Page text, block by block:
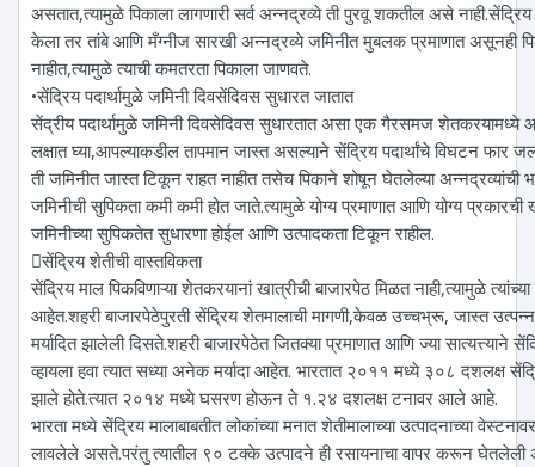
असतात,त्यामुळे पिकाला लागणारी सर्व अन्नद्रव्ये ती पुरवू शकतील असे नाही.सेंद्रिय
केला तर तांबे आणि मँग्नीज सारखी अन्नद्रव्ये जमिनीत मुबलक प्रमाणात असूनही
नाहीत,त्यामुळे त्याची कमतरता पिकाला जाणवते.
•सेंद्रिय पदार्थामुळे जमिनी दिवसेंदिवस सुधारत जातात
सेंद्रीय पदार्थामुळे जमिनी दिवसेदिवस सुधारतात असा एक गैरसमज
लक्षात घ्या,आपल्याकडील तापमान जास्त असल्याने सेंद्रिय पदार्थांचे विघटन फार
ती जमिनीत जास्त टिकून राहत नाहीत तसेच पिकाने शोषून घेतलेल्या अन्नद्रव्यांची
जमिनीची सुपिकता कमी कमी होत जाते.त्यामुळे योग्य प्रमाणात आणि योग्य
जमिनीच्या सुपिकतेत सुधारणा होईल आणि उत्पादकता टिकून राहील.
सेंद्रिय शेतीची वास्तविकता
सेंद्रिय माल पिकविणाऱ्या शेतकरयानां खात्रीची बाजारपेठ मिळत नाही,त्यामुळे त्यांच्या
आहेत.शहरी बाजारपेठेपुरती सेंद्रिय शेतमालाची मागणी,केवळ उच्चभ्रू, जास्त
मर्यादित झालेली दिसते.शहरी बाजारपेठेत जितक्या प्रमाणात आणि ज्या सात्यत्त्याने
व्हायला हवा त्यात सध्या अनेक मर्यादा आहेत. भारतात २०११ मध्ये ३०८ दशलक्ष
झाले होते.त्यात २०१४ मध्ये घसरण होऊन ते १.२४ दशलक्ष टनावर आले आहे.
भारता मध्ये सेंद्रिय मालाबाबतीत लोकांच्या मनात शेतीमालाच्या उत्पादनाच्या
लावलेले असते.परंतु त्यातील ९० टक्के उत्पादने ही रसायनाचा वापर करून घेतलेली